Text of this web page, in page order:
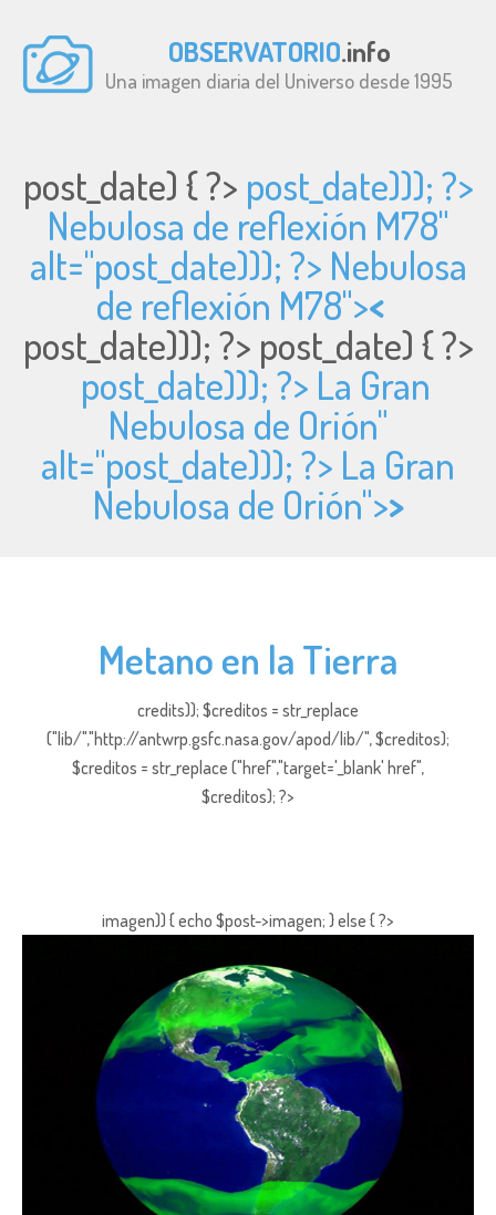
OBSERVATORIO.info
Una imagen diaria del Universo desde 1995
post_date) { ?> post_date))); ?>
Nebulosa de reflexión M78"
alt="post_date))); ?> Nebulosa
de reflexión M78"><
post_date))); ?> post_date) { ?>
post_date))); ?> La Gran
Nebulosa de Orión"
alt="post_date))); ?> La Gran
Nebulosa de Orión">>
Metano en la Tierra
credits)); $creditos = str_replace
("lib/","http://antwrp.gsfc.nasa.gov/apod/lib/", $creditos);
$creditos = str_replace ("href","target='_blank' href",
$creditos); ?>
imagen)) { echo $post->imagen; } else { ?>